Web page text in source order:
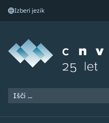
Skoči na vsebino
Izberi jezik